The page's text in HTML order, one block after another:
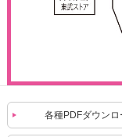
各種PDFダウンロ